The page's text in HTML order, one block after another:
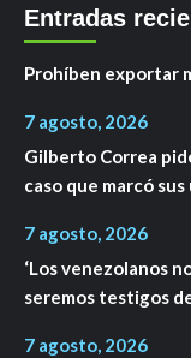
Entradas
Prohíben exportar
7 agosto, 2026
Gilberto Correa
caso que marcó
7 agosto, 2026
‘Los venezolanos
seremos testigos
7 agosto, 2026